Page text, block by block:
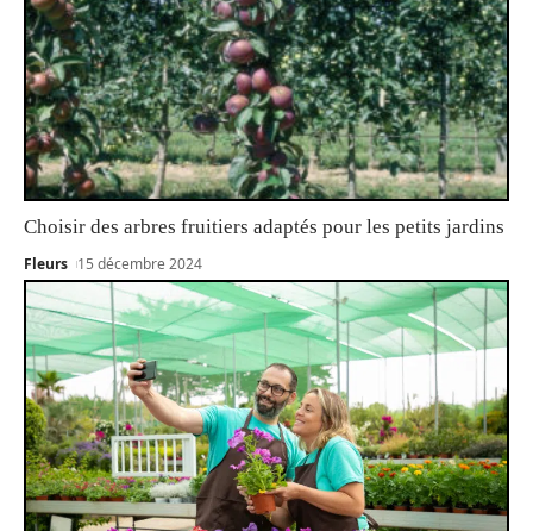
Choisir des arbres fruitiers adaptés pour les petits jardins
Fleurs 15 décembre 2024